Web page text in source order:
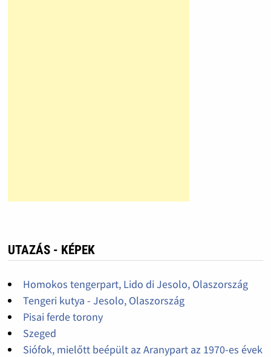
UTAZÁS - KÉPEK
Homokos tengerpart, Lido di Jesolo, Olaszország
Tengeri kutya - Jesolo, Olaszország
Pisai ferde torony
Szeged
Siófok, mielőtt beépült az Aranypart az 1970-es évek